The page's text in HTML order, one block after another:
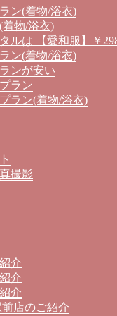
ン(着物/浴衣)
物/浴衣)
ルは 【愛和服】￥
ン(着物/浴衣)
ンが安い
ラン
ラン(着物/浴衣)
撮影
介
介
介
店のご紹介